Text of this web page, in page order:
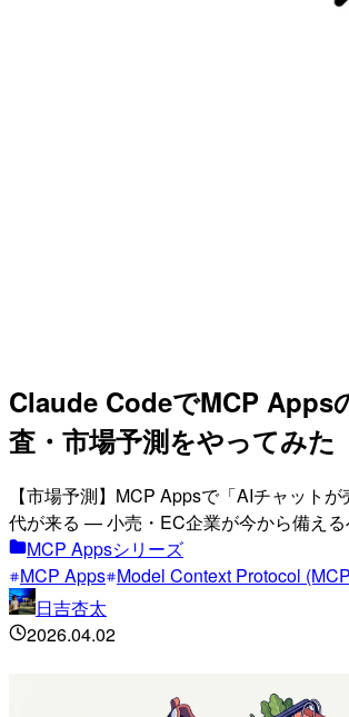
Claude CodeでMCP Apps
査・市場予測をやってみた
【市場予測】MCP Appsで「AIチャット
代が来る — 小売・EC企業が今から備える
MCP Appsシリーズ
MCP Apps Model Context Protocol
日吉杏太
2026.04.02